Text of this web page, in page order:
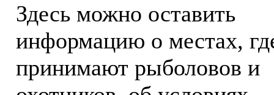
Здесь можно оставить
информацию о местах,
принимают рыболовов и